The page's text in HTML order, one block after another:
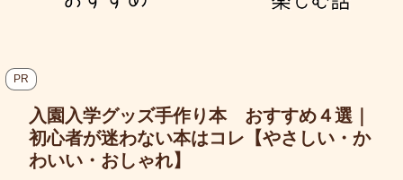
PR
入園入学グッズ手作り本 おすすめ４選｜
初心者が迷わない本はコレ【やさしい・か
わいい・おしゃれ】